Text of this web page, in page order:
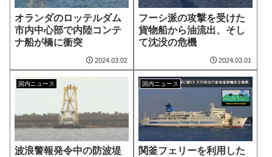
オランダのロッテルダム
市内中心部で内陸コンテ
ナ船が橋に衝突
2024.03.02
フーシ派の攻撃を受けた
貨物船から油流出、そし
て沈没の危機
2024.03.01
国内ニュース
波浪警報発令中の防波堤
国内ニュース
関釜フェリーを利用した